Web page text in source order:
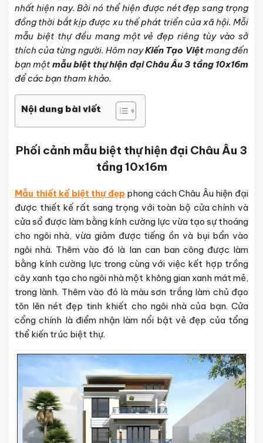
nhất hiện nay. Bởi nó thể hiện được nét đẹp sang trọng
đồng thời bắt kịp được xu thế phát triển của xã hội. Mỗi
mẫu biệt thự đều mang một vẻ đẹp riêng tùy vào sở
thích của từng người. Hôm nayKiến Tạo Việtmang đến
bạn một mẫu biệt thự hiện đại Châu Âu 3 tầng 10x16m
để các bạn tham khảo.
Nội dung bài viết
Phối cảnh mẫu biệt thự hiện đại Châu Âu 3
tầng 10x16m
Mẫu thiết kế biệt thự đẹpphong cách Châu Âu hiện đại
được thiết kế rất sang trọng với toàn bộ cửa chính và
cửa sổ được làm bằng kính cường lực vừa tạo sự thoáng
cho ngôi nhà, vừa giảm được tiếng ồn và bụi bẩn vào
ngôi nhà. Thêm vào đó là lan can ban công được làm
bằng kính cường lực trong cùng với việc kết hợp trồng
cây xanh tạo cho ngôi nhà một không gian xanh mát mẻ,
trong lành. Thêm vào đó là màu sơn trắng làm chủ đạo
tôn lên nét đẹp tinh khiết cho ngôi nhà của bạn. Cửa
cổng chính là điểm nhận làm nổi bật vẻ đẹp của tổng
thể kiến trúc biệt thự.